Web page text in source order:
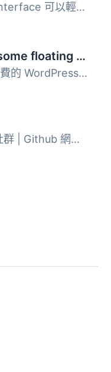
WP Custom Admin Interface 可以輕鬆地自訂 WordPress 後台功...
Float menu – awesome floating side menu
Float Menu 是一款免費的 WordPress 外掛，能在網站上創建獨...
文件 | QuadMenu | 社群 | Github 網站選單可以是一個不縮排...